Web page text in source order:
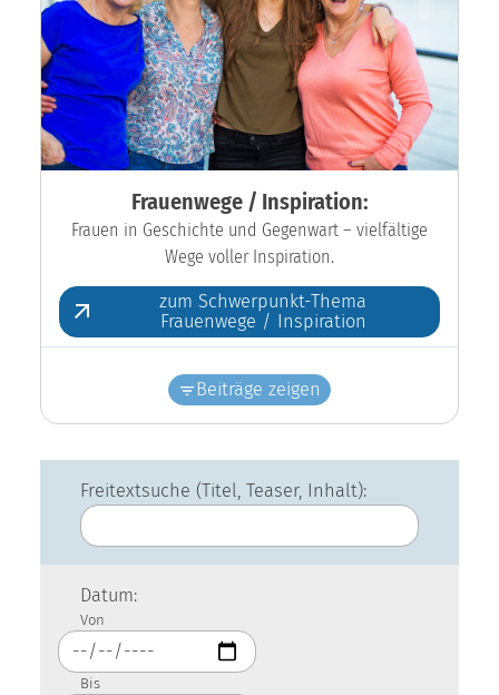
Frauenwege / Inspiration:
Frauen in Geschichte und Gegenwart – vielfältige
Wege voller Inspiration.
zum Schwerpunkt-Thema
Frauenwege / Inspiration
Beiträge zeigen
Freitextsuche (Titel, Teaser, Inhalt):
Datum:
Von
Bis